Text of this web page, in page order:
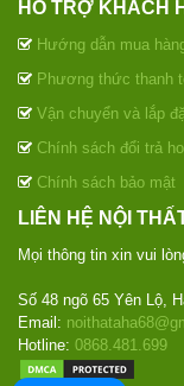
HỖ TRỢ KHÁCH
Hướng dẫn mua
Phương thức thanh
Vận chuyển và lắp
Chính sách đổi trả
Chính sách bảo mật
LIÊN HỆ NỘI
Mọi thông tin xin vui
Số 48 ngõ 65 Yên Lộ,
Email:
Hotline: 0868.481.699